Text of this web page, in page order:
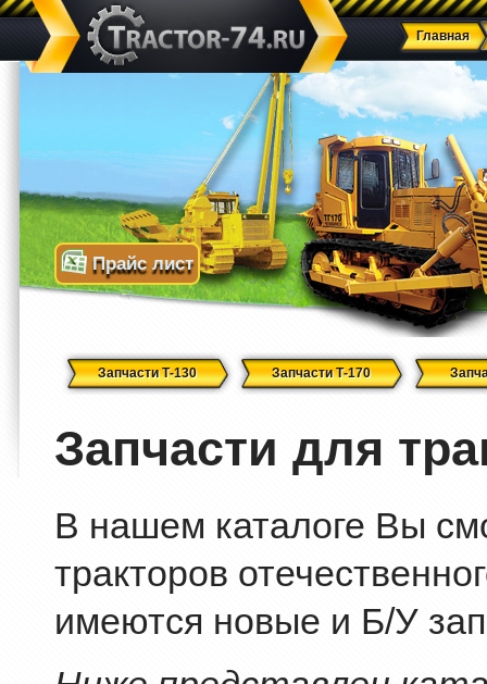
Главная
Запчасти Т-130 Запчасти Т-170
Прайс лист
Запчасти для
В нашем каталоге Вы
тракторов
имеются новые и Б/У